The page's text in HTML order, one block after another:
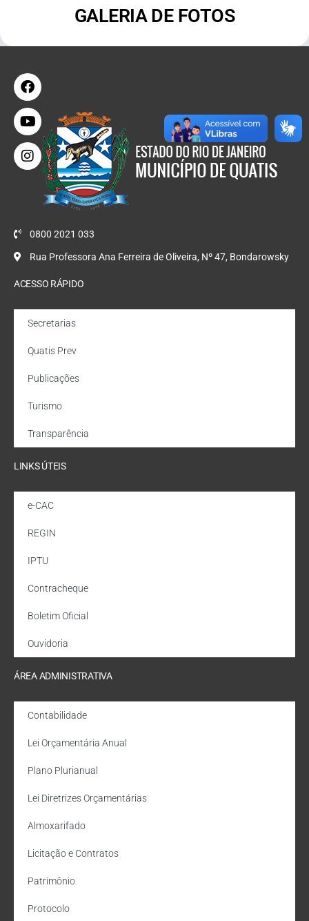
GALERIA DE FOTOS
0800 2021 033
Rua Professora Ana Ferreira de Oliveira, Nº 47, Bondarowsky
ACESSO RÁPIDO
Secretarias
Quatis Prev
Publicações
Turismo
Transparência
LINKS ÚTEIS
e-CAC
REGIN
IPTU
Contracheque
Boletim Oficial
Ouvidoria
ÁREA ADMINISTRATIVA
Contabilidade
Lei Orçamentária Anual
Plano Plurianual
Lei Diretrizes Orçamentárias
Almoxarifado
Licitação e Contratos
Patrimônio
Protocolo